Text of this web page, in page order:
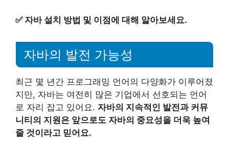
✅ 자바 설치 방법 및 이점에 대해 알아보세요.
자바의 발전 가능성
최근 몇 년간 프로그래밍 언어의 다양화가 이루어졌
지만, 자바는 여전히 많은 기업에서 선호되는 언어
로 자리 잡고 있어요. 자바의 지속적인 발전과 커뮤
니티의 지원은 앞으로도 자바의 중요성을 더욱 높여
줄 것이라고 믿어요.